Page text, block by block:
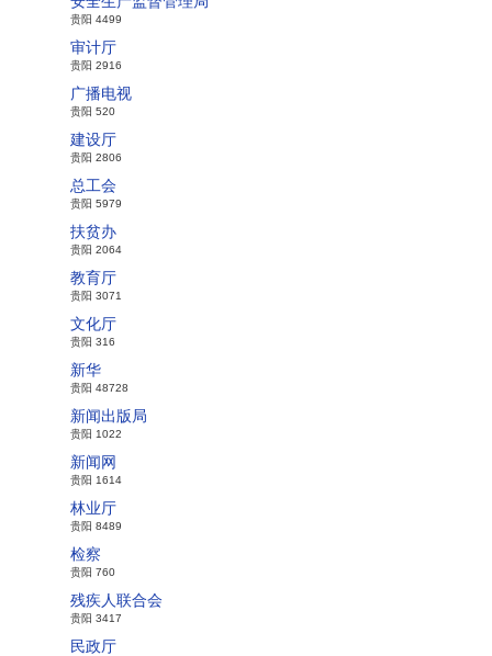
贵阳 4499
审计厅
贵阳 2916
广播电视
贵阳 520
建设厅
贵阳 2806
总工会
贵阳 5979
扶贫办
贵阳 2064
教育厅
贵阳 3071
文化厅
贵阳 316
新华
贵阳 48728
新闻出版局
贵阳 1022
新闻网
贵阳 1614
林业厅
贵阳 8489
检察
贵阳 760
残疾人联合会
贵阳 3417
民政厅